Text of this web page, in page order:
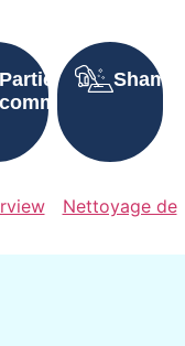
Parties
communes
Nettoyage de